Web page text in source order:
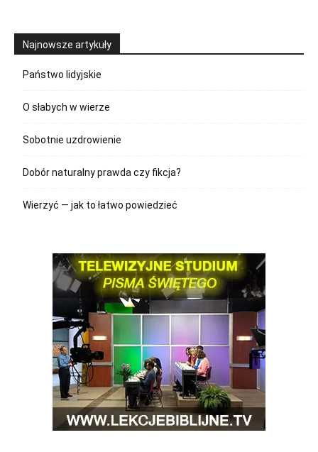
Najnowsze artykuły
Państwo lidyjskie
O słabych w wierze
Sobotnie uzdrowienie
Dobór naturalny prawda czy fikcja?
Wierzyć — jak to łatwo powiedzieć